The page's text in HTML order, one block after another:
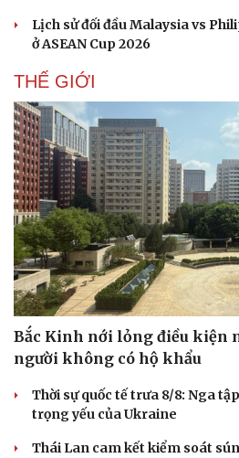
Lịch sử đối đầu Malaysia vs
ở ASEAN Cup 2026
THẾ GIỚI
Bắc Kinh nới lỏng điều kiện
người không có hộ khẩu
Thời sự quốc tế trưa 8/8: Nga
trọng yếu của Ukraine
Thái Lan cam kết kiểm soát